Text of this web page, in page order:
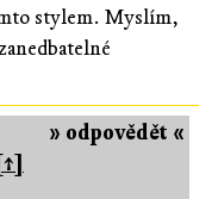
stylem. Myslím,
» odpovědět «
[↑]